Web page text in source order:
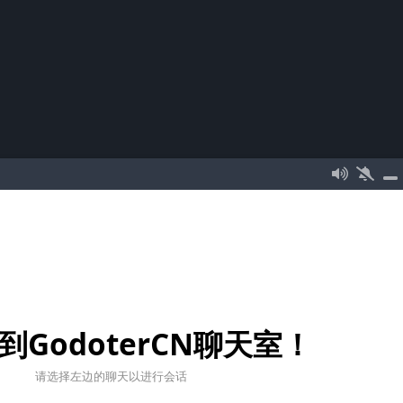
GodoterCN聊天室！
请选择左边的聊天以进行会话